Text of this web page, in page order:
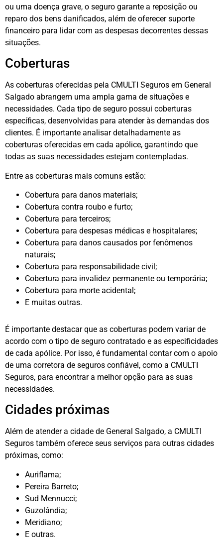
ou uma doença grave, o seguro garante a reposição ou
reparo dos bens danificados, além de oferecer suporte
financeiro para lidar com as despesas decorrentes dessas
situações.
Coberturas
As coberturas oferecidas pela CMULTI Seguros em General
Salgado abrangem uma ampla gama de situações e
necessidades. Cada tipo de seguro possui coberturas
específicas, desenvolvidas para atender às demandas dos
clientes. É importante analisar detalhadamente as
coberturas oferecidas em cada apólice, garantindo que
todas as suas necessidades estejam contempladas.
Entre as coberturas mais comuns estão:
Cobertura para danos materiais;
Cobertura contra roubo e furto;
Cobertura para terceiros;
Cobertura para despesas médicas e hospitalares;
Cobertura para danos causados por fenômenos
naturais;
Cobertura para responsabilidade civil;
Cobertura para invalidez permanente ou temporária;
Cobertura para morte acidental;
E muitas outras.
É importante destacar que as coberturas podem variar de
acordo com o tipo de seguro contratado e as especificidades
de cada apólice. Por isso, é fundamental contar com o apoio
de uma corretora de seguros confiável, como a CMULTI
Seguros, para encontrar a melhor opção para as suas
necessidades.
Cidades próximas
Além de atender a cidade de General Salgado, a CMULTI
Seguros também oferece seus serviços para outras cidades
próximas, como:
Auriflama;
Pereira Barreto;
Sud Mennucci;
Guzolândia;
Meridiano;
E outras.